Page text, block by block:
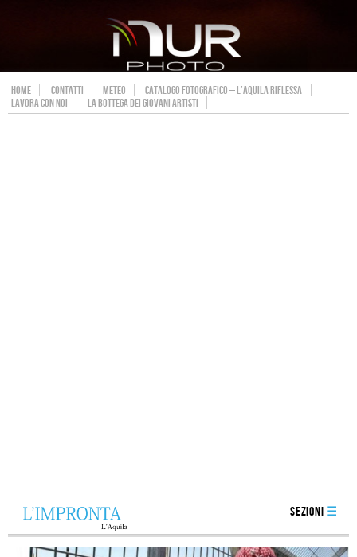
HOME CONTATTI METEO
CATALOGO FOTOGRAFICO – L’AQUILA RIFLESSA
LAVORA CON NOI
LA BOTTEGA DEI GIOVANI ARTISTI
Sezioni